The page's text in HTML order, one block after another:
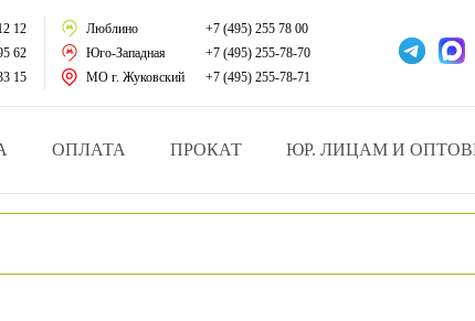
за больными
12
62
15
Люблино
+7 (495) 255 78 00
Юго-Западная
+7 (495) 255-78-70
МО г. Жуковский
+7 (495) 255-78-71
ОПЛАТА ПРОКАТ ЮР. ЛИЦАМ И